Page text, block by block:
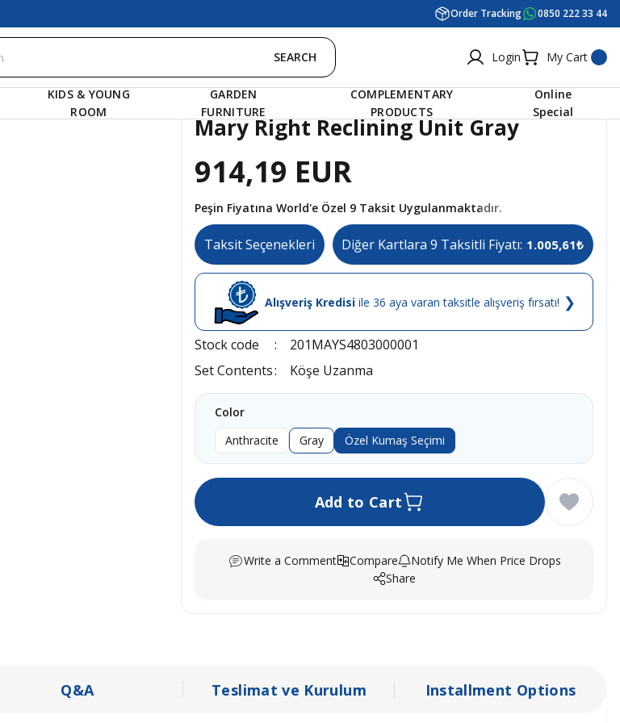
Order Tracking 0850 222 33 44
SEARCH Login My Cart
KIDS & YOUNG
ROOM
GARDEN
FURNITURE
COMPLEMENTARY
PRODUCTS
Online
Special
Mary Right Reclining Unit Gray
914,19 EUR
Peşin Fiyatına World'e Özel 9 Taksit Uygulanmaktadır.
Taksit Seçenekleri Diğer Kartlara 9 Taksitli Fiyatı: 1.005,61₺
Alışveriş Kredisi ile 36 aya varan taksitle alışveriş fırsatı! ❯
Stock code
201MAYS4803000001
Set Contents
Köşe Uzanma
Color
Anthracite
Gray Özel Kumaş Seçimi
Add to Cart
Write a Comment Compare
Notify Me When Price Drops
Share
Q&A Teslimat ve Kurulum Installment Options